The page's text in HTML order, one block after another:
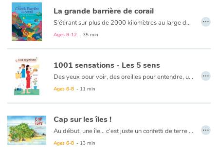
La grande barrière de corail
S'étirant sur plus de 2000 kilomètres au large de la côte Est de l'Australie, le merveilleux jardin marin aux couleurs de l'arc-en-ciel se dévoile. En 1768, le navigateur français Louis-Antoine de Bougainville décrit pour la première fois la présence de "récifs dangereux". Il décide alors de changer de cap, passant à côté de leurs trésors ! Avec ses 3000 récifs et 1500 îles, le parc marin de la Grande Barrière de corail, inscrit au patrimoine mondial de l'Unesco, regroupe de nombreuses variétés de coraux. Gobies, poissons-clowns et balistes copient leurs couleurs multicolores pour passer inaperçus. Surplombant les récifs coraliens, près de 1400 espèces de requins vivent dans le parc ! Les scientifiques étudient le récif pour surveiller son état de santé, ils explorent des pistes pour le protéger des effets du réchauffement climatique.
Ages 9-12 - 35 min
…
1001 sensations - Les 5 sens
Des yeux pour voir, des oreilles pour entendre, une langue pour goûter, un nez pour sentir, une peau pour toucher... Notre corps possède tout un réseau de capteurs, associés à chaque sens. Ils nous permettent ainsi de découvrir et de nous adapter à notre environnement ! Pratique, non ? Mais comment fonctionnent-ils ? Quels phénomènes sont en jeu ? Quel est le point commun entre tous nos sens ?
Ages 6-8 - 11 min
…
Cap sur les îles !
Au début, une île... c’est juste un confetti de terre au milieu de la mer. Au fil du temps, elle est colonisée par les oiseaux, les plantes, les insectes, les animaux... qui vont grandir, vivre et se reproduire.
Ages 6-8 - 13 min
…